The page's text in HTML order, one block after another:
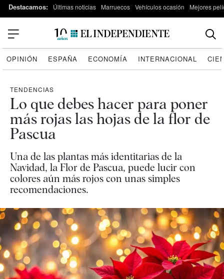
Destacamos: Últimas noticias Marruecos Vehículos ocasión Mejores
OPINIÓN ESPAÑA ECONOMÍA INTERNACIONAL
TENDENCIAS
Lo que debes hacer para poner
más rojas las hojas de la flor de
Pascua
Una de las plantas más identitarias de la
Navidad, la Flor de Pascua, puede lucir con
colores aún más rojos con unas simples
recomendaciones.